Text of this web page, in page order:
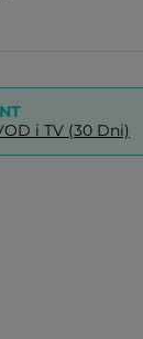
i TV (30 Dni)